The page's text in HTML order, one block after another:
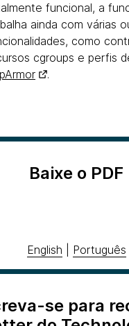
funcional, a
ainda com várias
como
cgroups e perfis
.
Baixe o PDF
English Português
se para